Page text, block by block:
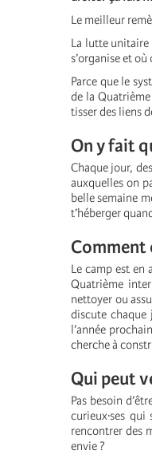
Le meilleur
La lutte unitaire
s’organise et
Parce que le
de la
tisser des liens
On y fait
Chaque jour,
auxquelles on
belle semaine
t’héberger
Comment
Le camp est en
Quatrième
nettoyer ou
discute
l’année
cherche à
Qui peut
Pas besoin
curieux·ses
rencontrer des
envie ?